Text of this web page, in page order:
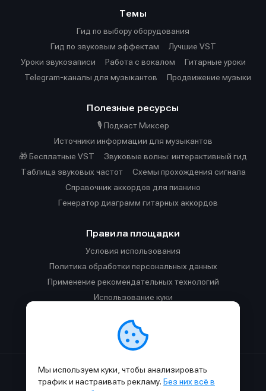
Темы
Гид по выбору оборудования
Гид по звуковым эффектам
Лучшие VST
Уроки звукозаписи
Работа с вокалом
Гитарные уроки
Telegram-каналы для музыкантов
Продвижение музыки
Полезные ресурсы
🎙️ Подкаст Миксер
Источники информации для музыкантов
🎁 Бесплатные VST
Звуковые волны: интерактивный гид
Таблица звуковых частот
Cхемы прохождения сигнала
Справочник аккордов для пианино
Генератор диаграмм гитарных аккордов
Правила площадки
Условия использования
Политика обработки персональных данных
Применение рекомендательных технологий
Использование куки
Правила общения в Телеграм-чате
Сделано с к в SAMESOUND© 2015-2026.
Мы используем куки, чтобы анализировать
трафик и настраивать рекламу. Без них всё в